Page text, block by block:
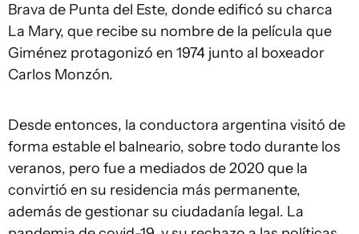
Brava de Punta del Este, donde edificó su charca
La Mary, que recibe su nombre de la película que
Giménez protagonizó en 1974 junto al boxeador
Carlos Monzón.
Desde entonces, la conductora argentina visitó de
forma estable el balneario, sobre todo durante los
veranos, pero fue a mediados de 2020 que la
convirtió en su residencia más permanente,
además de gestionar su ciudadanía legal. La